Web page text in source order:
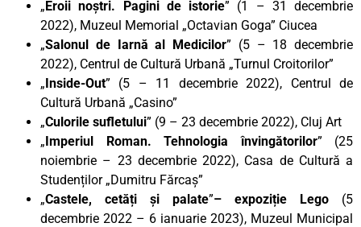
„Eroii noștri. Pagini de istorie” (1 – 31 decembrie
2022), Muzeul Memorial „Octavian Goga” Ciucea
„Salonul de Iarnă al Medicilor” (5 – 18 decembrie
2022), Centrul de Cultură Urbană „Turnul Croitorilor”
„Inside-Out” (5 – 11 decembrie 2022), Centrul de
Cultură Urbană „Casino”
„Culorile sufletului” (9 – 23 decembrie 2022), Cluj Art
„Imperiul Roman. Tehnologia învingătorilor” (25
noiembrie – 23 decembrie 2022), Casa de Cultură a
Studenților „Dumitru Fărcaș”
„Castele, cetăți și palate”– expoziție Lego (5
decembrie 2022 – 6 ianuarie 2023), Muzeul Municipal